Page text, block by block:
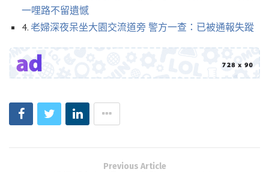
一哩路不留遺憾
4. 老婦深夜呆坐大園交流道旁 警方一查：已被通報失蹤
Previous Article